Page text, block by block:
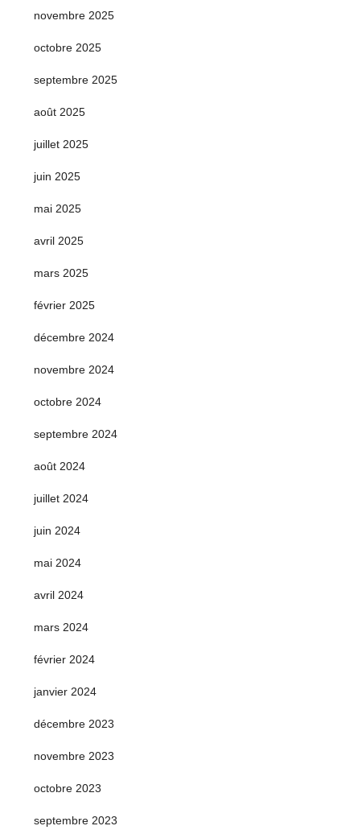
novembre 2025
octobre 2025
septembre 2025
août 2025
juillet 2025
juin 2025
mai 2025
avril 2025
mars 2025
février 2025
décembre 2024
novembre 2024
octobre 2024
septembre 2024
août 2024
juillet 2024
juin 2024
mai 2024
avril 2024
mars 2024
février 2024
janvier 2024
décembre 2023
novembre 2023
octobre 2023
septembre 2023